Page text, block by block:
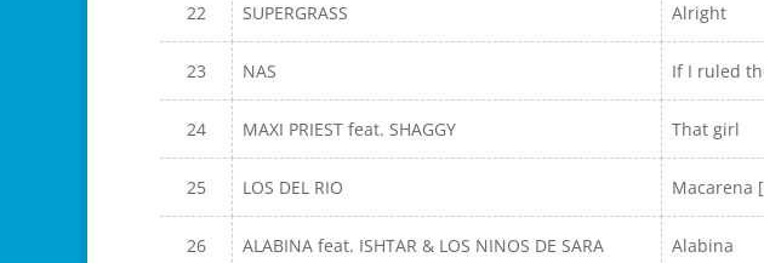
22 SUPERGRASS Alright
23 NAS If I ruled
24 MAXI PRIEST feat. SHAGGY That girl
25 LOS DEL RIO Macarena
26 ALABINA feat. ISHTAR & LOS NINOS DE SARA Alabina